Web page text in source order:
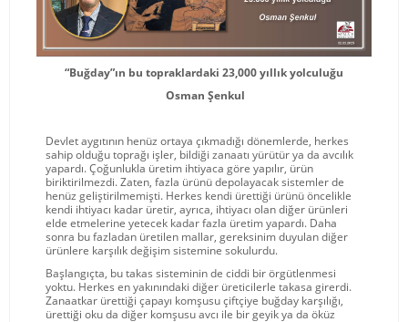
“Buğday”ın bu topraklardaki 23,000 yıllık yolculuğu
Osman Şenkul
Devlet aygıtının henüz ortaya çıkmadığı dönemlerde, herkes
sahip olduğu toprağı işler, bildiği zanaatı yürütür ya da avcılık
yapardı. Çoğunlukla üretim ihtiyaca göre yapılır, ürün
biriktirilmezdi. Zaten, fazla ürünü depolayacak sistemler de
henüz geliştirilmemişti. Herkes kendi ürettiği ürünü öncelikle
kendi ihtiyacı kadar üretir, ayrıca, ihtiyacı olan diğer ürünleri
elde etmelerine yetecek kadar fazla üretim yapardı. Daha
sonra bu fazladan üretilen mallar, gereksinim duyulan diğer
ürünlere karşılık değişim sistemine sokulurdu.
Başlangıçta, bu takas sisteminin de ciddi bir örgütlenmesi
yoktu. Herkes en yakınındaki diğer üreticilerle takasa girerdi.
Zanaatkar ürettiği çapayı komşusu çiftçiye buğday karşılığı,
ürettiği oku da diğer komşusu avcı ile bir geyik ya da öküz